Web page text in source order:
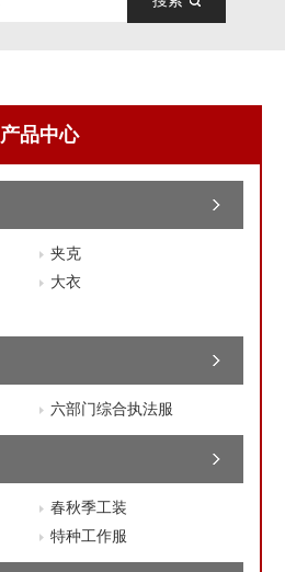
产品中心
夹克
大衣
六部门综合执法服
春秋季工装
特种工作服